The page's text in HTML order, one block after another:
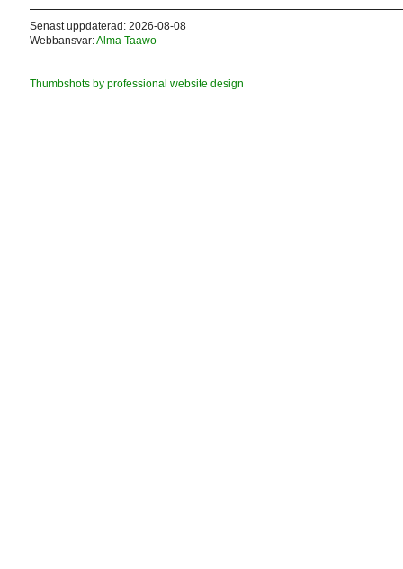
Senast uppdaterad: 2026-08-08
Webbansvar:Alma Taawo
Thumbshots by professional website design